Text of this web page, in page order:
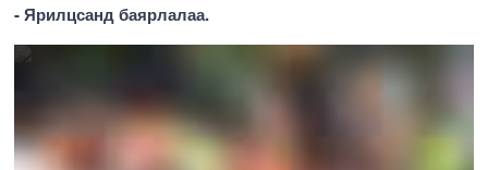
- Ярилцсанд баярлалаа.